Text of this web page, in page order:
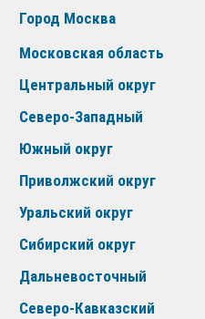
Город Москва
Московская область
Центральный округ
Северо-Западный
Южный округ
Приволжский округ
Уральский округ
Сибирский округ
Дальневосточный
Северо-Кавказский